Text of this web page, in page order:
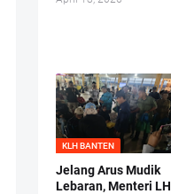
KLH BANTEN
Jelang Arus Mudik
Lebaran, Menteri LH